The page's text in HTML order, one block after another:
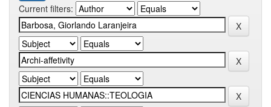
Current filters: